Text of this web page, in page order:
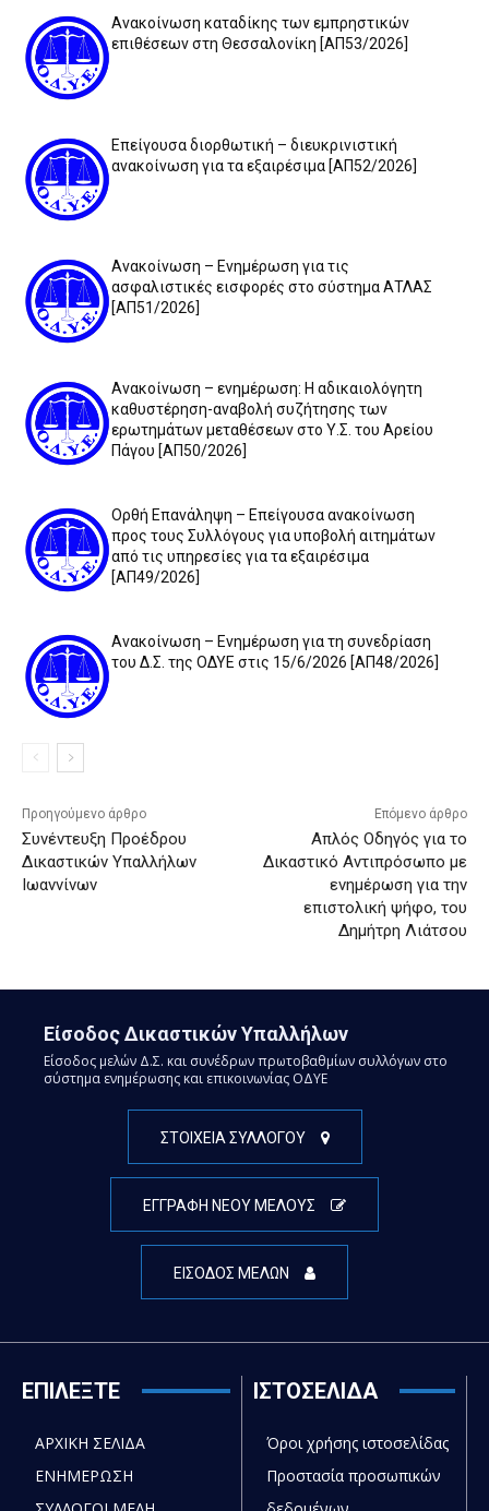
Ανακοίνωση καταδίκης των εμπρηστικών
επιθέσεων στη Θεσσαλονίκη [ΑΠ53/2026]
Επείγουσα διορθωτική – διευκρινιστική
ανακοίνωση για τα εξαιρέσιμα [ΑΠ52/2026]
Ανακοίνωση – Ενημέρωση για τις
ασφαλιστικές εισφορές στο σύστημα ΑΤΛΑΣ
[ΑΠ51/2026]
Ανακοίνωση – ενημέρωση: Η αδικαιολόγητη
καθυστέρηση-αναβολή συζήτησης των
ερωτημάτων μεταθέσεων στο Υ.Σ. του Αρείου
Πάγου [ΑΠ50/2026]
Ορθή Επανάληψη – Επείγουσα ανακοίνωση
προς τους Συλλόγους για υποβολή αιτημάτων
από τις υπηρεσίες για τα εξαιρέσιμα
[ΑΠ49/2026]
Ανακοίνωση – Ενημέρωση για τη συνεδρίαση
του Δ.Σ. της ΟΔΥΕ στις 15/6/2026 [ΑΠ48/2026]
Προηγούμενο άρθρο
Συνέντευξη Προέδρου
Δικαστικών Υπαλλήλων
Ιωαννίνων
Επόμενο άρθρο
Απλός Οδηγός για το
Δικαστικό Αντιπρόσωπο με
ενημέρωση για την
επιστολική ψήφο, του
Δημήτρη Λιάτσου
Είσοδος Δικαστικών Υπαλλήλων
Είσοδος μελών Δ.Σ. και συνέδρων πρωτοβαθμίων συλλόγων στο
σύστημα ενημέρωσης και επικοινωνίας ΟΔΥΕ
ΣΤΟΙΧΕΙΑ ΣΥΛΛΟΓΟΥ
ΕΓΓΡΑΦΗ ΝΕΟΥ ΜΕΛΟΥΣ
ΕΙΣΟΔΟΣ ΜΕΛΩΝ
ΕΠΙΛΕΞΤΕ
ΑΡΧΙΚΗ ΣΕΛΙΔΑ
ΕΝΗΜΕΡΩΣΗ
ΙΣΤΟΣΕΛΙΔΑ
Όροι χρήσης ιστοσελίδας
Προστασία προσωπικών